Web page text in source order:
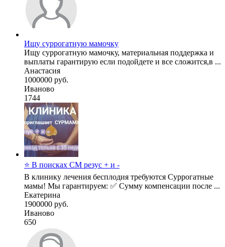
Ищу суррогатную мамочку
Ищу суррогатную мамочку, материальная поддержка и
выплаты гарантирую если подойдете и все сложится,в ...
Анастасия
1000000 руб.
Иваново
1744
⭐ В поисках СМ резус + и -
В клинику лечения бесплодия требуются Суррогатные
мамы! Мы гарантируем: ✅ Сумму компенсации после ...
Екатерина
1900000 руб.
Иваново
650